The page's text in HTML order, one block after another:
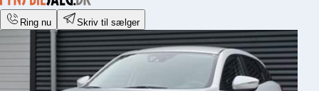
Ring nu Skriv til sælger